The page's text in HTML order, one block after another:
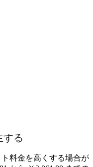
する
料金を高くする場合が